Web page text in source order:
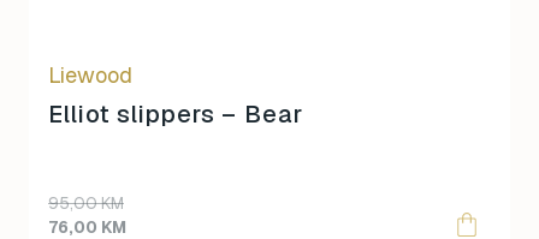
Liewood
Elliot slippers – Bear
95,00KM
76,00 KM
the
product